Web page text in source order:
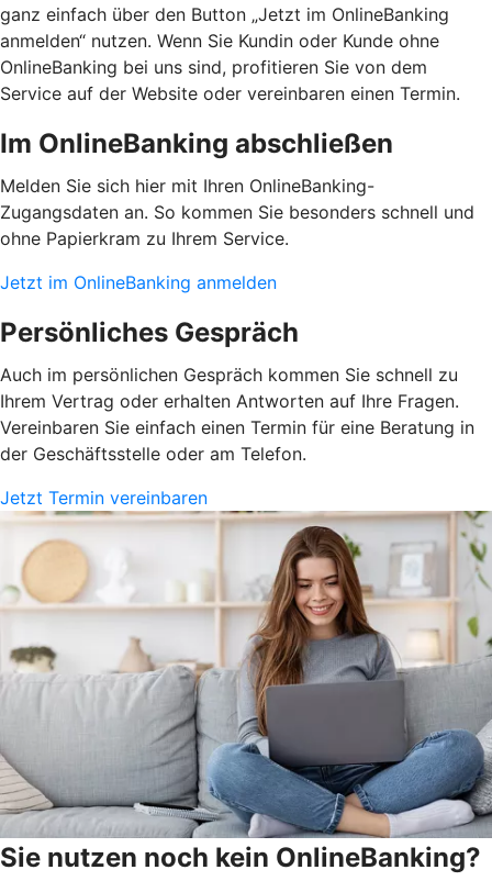
ganz einfach über den Button „Jetzt im OnlineBanking
anmelden“ nutzen. Wenn Sie Kundin oder Kunde ohne
OnlineBanking bei uns sind, profitieren Sie von dem
Service auf der Website oder vereinbaren einen Termin.
Im OnlineBanking abschließen
Melden Sie sich hier mit Ihren OnlineBanking-
Zugangsdaten an. So kommen Sie besonders schnell und
ohne Papierkram zu Ihrem Service.
Jetzt im OnlineBanking anmelden
Persönliches Gespräch
Auch im persönlichen Gespräch kommen Sie schnell zu
Ihrem Vertrag oder erhalten Antworten auf Ihre Fragen.
Vereinbaren Sie einfach einen Termin für eine Beratung in
der Geschäftsstelle oder am Telefon.
Jetzt Termin vereinbaren
Sie nutzen noch kein OnlineBanking?